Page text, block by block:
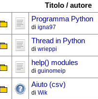
Titolo / autore
Programma Python
di igna97
Thread in Python
di wrieppi
help() modules
di guinomeip
Aiuto (csv)
di Wik